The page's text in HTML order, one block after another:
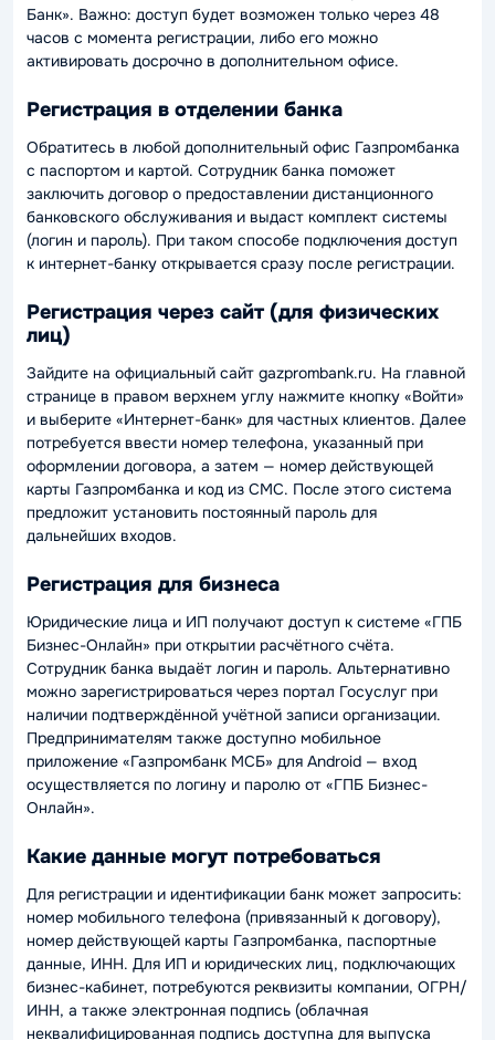
Банк». Важно: доступ будет возможен только через 48
часов с момента регистрации, либо его можно
активировать досрочно в дополнительном офисе.
Регистрация в отделении банка
Обратитесь в любой дополнительный офис Газпромбанка
с паспортом и картой. Сотрудник банка поможет
заключить договор о предоставлении дистанционного
банковского обслуживания и выдаст комплект системы
(логин и пароль). При таком способе подключения доступ
к интернет-банку открывается сразу после регистрации.
Регистрация через сайт (для физических
лиц)
Зайдите на официальный сайт gazprombank.ru. На главной
странице в правом верхнем углу нажмите кнопку «Войти»
и выберите «Интернет-банк» для частных клиентов. Далее
потребуется ввести номер телефона, указанный при
оформлении договора, а затем — номер действующей
карты Газпромбанка и код из СМС. После этого система
предложит установить постоянный пароль для
дальнейших входов.
Регистрация для бизнеса
Юридические лица и ИП получают доступ к системе «ГПБ
Бизнес-Онлайн» при открытии расчётного счёта.
Сотрудник банка выдаёт логин и пароль. Альтернативно
можно зарегистрироваться через портал Госуслуг при
наличии подтверждённой учётной записи организации.
Предпринимателям также доступно мобильное
приложение «Газпромбанк МСБ» для Android — вход
осуществляется по логину и паролю от «ГПБ Бизнес-
Онлайн».
Какие данные могут потребоваться
Для регистрации и идентификации банк может запросить:
номер мобильного телефона (привязанный к договору),
номер действующей карты Газпромбанка, паспортные
данные, ИНН. Для ИП и юридических лиц, подключающих
бизнес-кабинет, потребуются реквизиты компании, ОГРН/
ИНН, а также электронная подпись (облачная
неквалифицированная подпись доступна для выпуска